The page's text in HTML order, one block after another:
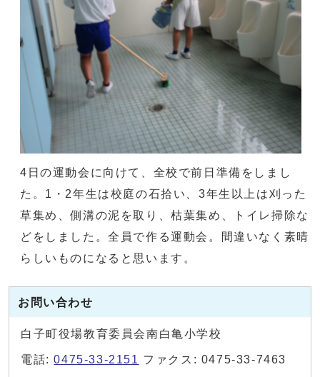
4日の運動会に向けて、全校で前日準備をしまし
た。1・2年生は校庭の石拾い、3年生以上は刈った
草集め、側溝の泥を取り、枯葉集め、トイレ掃除な
どをしました。全員で作る運動会。間違いなく素晴
らしいものになると思います。
お問い合わせ
白子町役場教育委員会南白亀小学校
電話:0475-33-2151 ファクス: 0475-33-7463